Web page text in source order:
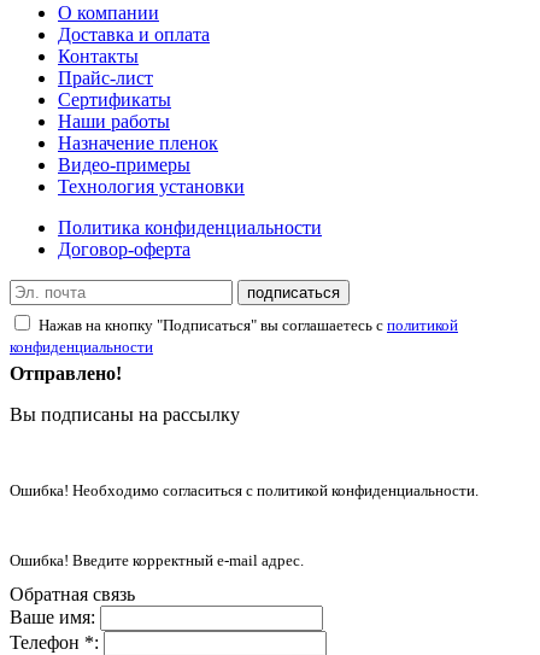
О компании
Доставка и оплата
Контакты
Прайс-лист
Сертификаты
Наши работы
Назначение пленок
Видео-примеры
Технология установки
Политика конфиденциальности
Договор-оферта
подписаться
Нажав на кнопку "Подписаться" вы соглашаетесь с политикой
конфиденциальности
Отправлено!
Вы подписаны на рассылку
Ошибка! Необходимо согласиться с политикой конфиденциальности.
Ошибка! Введите корректный e-mail адрес.
Обратная связь
Ваше имя:
Телефон *: